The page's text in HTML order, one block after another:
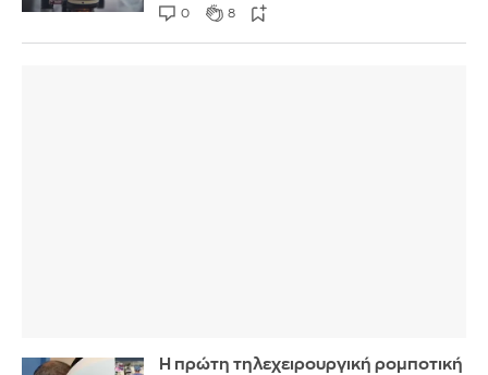
0 8
Η πρώτη τηλεχειρουργική ρομποτική